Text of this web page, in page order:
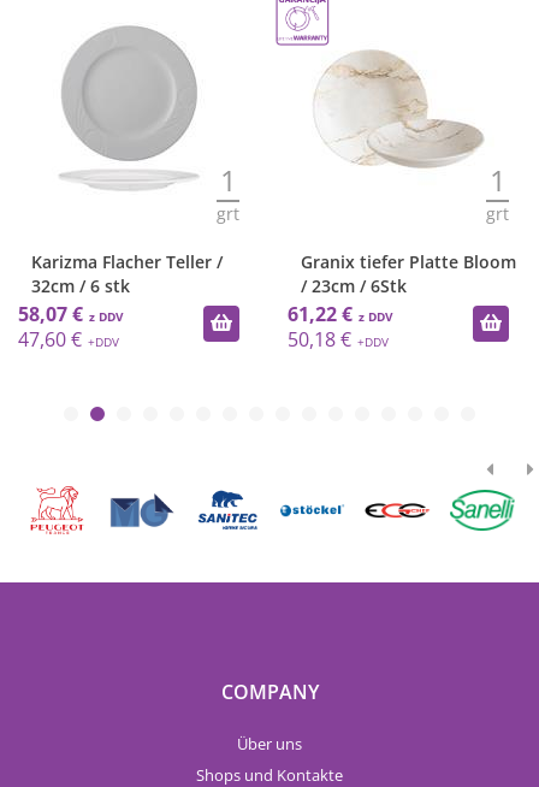
1
grt
Karizma Flacher Teller /
32cm / 6 stk
58,07 €
47,60 €
1
grt
Granix tiefer Platte Bloom
/ 23cm / 6Stk
61,22 €
50,18 €
COMPANY
Über uns
Shops und Kontakte